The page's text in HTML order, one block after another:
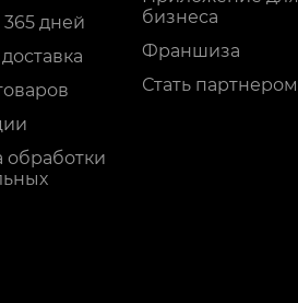
365 дней
обработки
бизнеса
Франшиза
Стать партнером